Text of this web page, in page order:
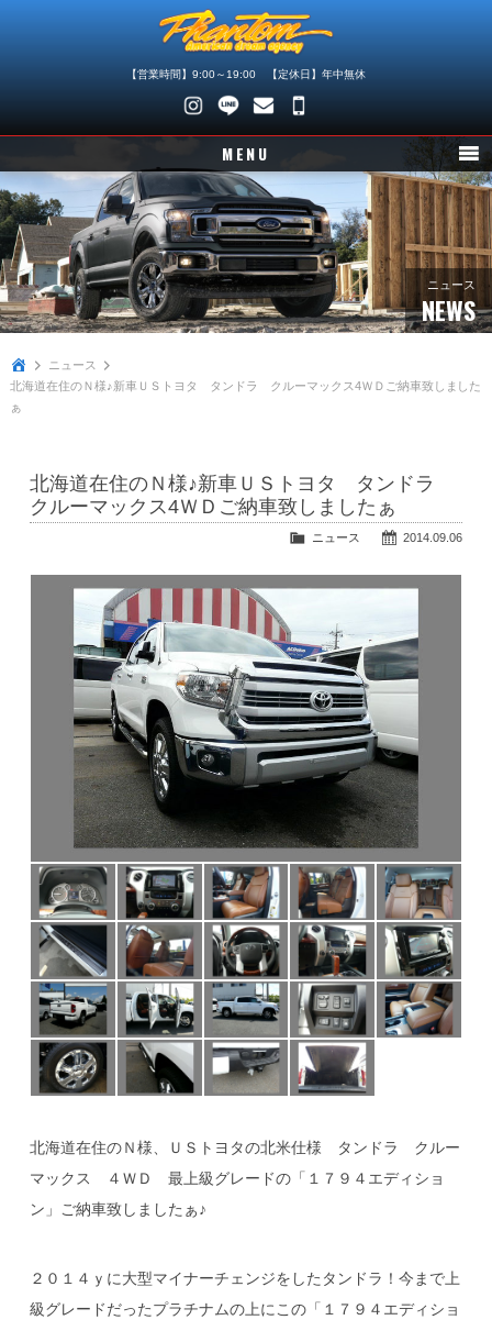
【営業時間】9:00～19:00 【定休日】年中無休
048-
745-
4446
MENU
ニュース
在庫車情報
パーツ情報
メンテナンス
公式ブログ
ニュース
NEWS
ニュース
北海道在住のＮ様♪新車ＵＳトヨタ タンドラ クルーマックス4ＷＤご納車致しました
ぁ
北海道在住のＮ様♪新車ＵＳトヨタ タンドラ
クルーマックス4ＷＤご納車致しましたぁ
2014.09.06
ニュース
北海道在住のＮ様、ＵＳトヨタの北米仕様 タンドラ クルー
マックス ４ＷＤ 最上級グレードの「１７９４エディショ
ン」ご納車致しましたぁ♪
２０１４ｙに大型マイナーチェンジをしたタンドラ！今まで上
級グレードだったプラチナムの上にこの「１７９４エディショ